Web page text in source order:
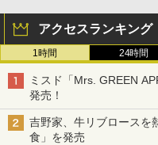
アクセスランキング
1時間 24時間
ミスド「Mrs. GREEN
発売！
吉野家、牛リブロースを
食」を発売